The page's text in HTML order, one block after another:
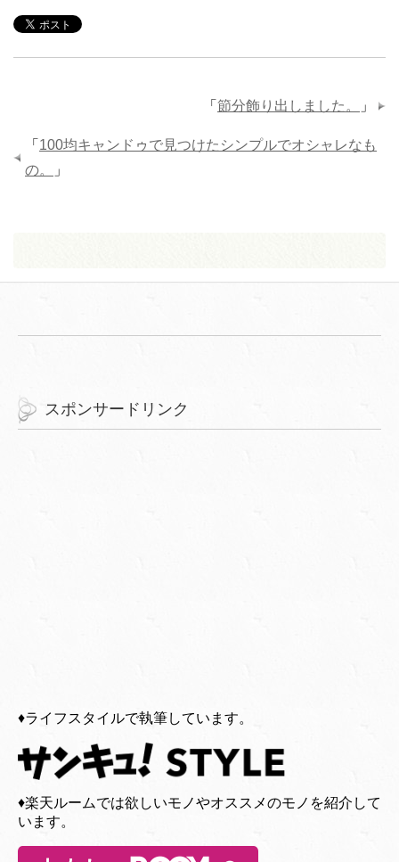
「 節分飾り出しました。 」
「 100均キャンドゥで見つけたシンプルでオシャレなも
の。
」
スポンサードリンク
♦︎ライフスタイルで執筆しています。
♦︎楽天ルームでは欲しいモノやオススメのモノを紹介して
います。